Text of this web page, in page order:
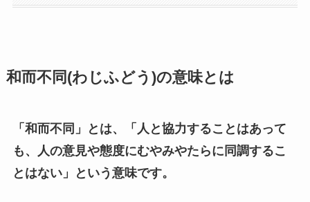
和而不同(わじふどう)の意味とは
「和而不同」とは、「人と協力することはあって
も、人の意見や態度にむやみやたらに同調するこ
とはない」という意味です。